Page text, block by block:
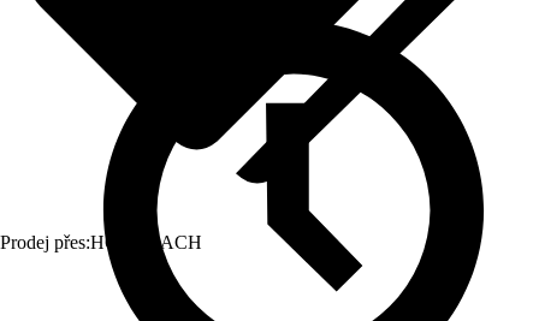
Prodej přes:HORNBACH